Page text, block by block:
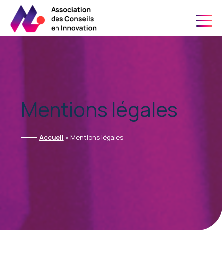
06 21 24 34 91
Mentions légales
Accueil » Mentions légales